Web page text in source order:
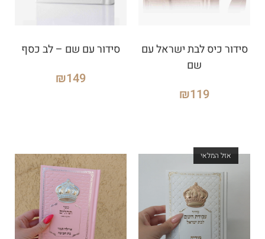
סידור כיס לבת ישראל עם
שם
₪119
סידור עם שם – לב כסף
₪149
אזל המלאי